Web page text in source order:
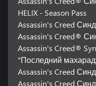
HELIX - Season Pass
Assassin's Creed
Assassin's Creed®
Assassin's Creed®
"Последний
Assassin's Creed
Assassin's Creed